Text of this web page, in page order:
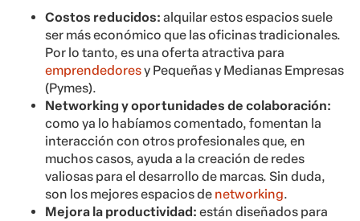
Costos reducidos: alquilar estos espacios suele
ser más económico que las oficinas tradicionales.
Por lo tanto, es una oferta atractiva para
emprendedoresy Pequeñas y Medianas Empresas
(Pymes).
Networking y oportunidades de colaboración:
como ya lo habíamos comentado, fomentan la
interacción con otros profesionales que, en
muchos casos, ayuda a la creación de redes
valiosas para el desarrollo de marcas. Sin duda,
son los mejores espacios de networking.
Mejora la productividad: están diseñados para